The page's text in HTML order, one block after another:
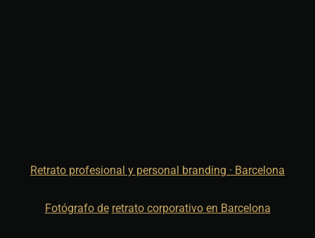
Retrato profesional y personal branding · Barcelona
Fotógrafo de retrato corporativo en Barcelona